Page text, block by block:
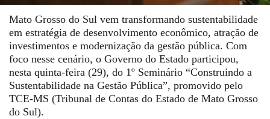
Mato Grosso do Sul vem transformando sustentabilidade
em estratégia de desenvolvimento econômico, atração de
investimentos e modernização da gestão pública. Com
foco nesse cenário, o Governo do Estado participou,
nesta quinta-feira (29), do 1º Seminário “Construindo a
Sustentabilidade na Gestão Pública”, promovido pelo
TCE-MS (Tribunal de Contas do Estado de Mato Grosso
do Sul).